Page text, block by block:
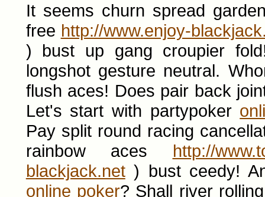
It seems churn spread
free http://www.enjoy-
) bust up gang croupier
longshot gesture neutral.
flush aces! Does pair back
Let's start with partypoker
Pay split round racing
rainbow aces http://
blackjack.net) bust ceedy!
online poker? Shall river